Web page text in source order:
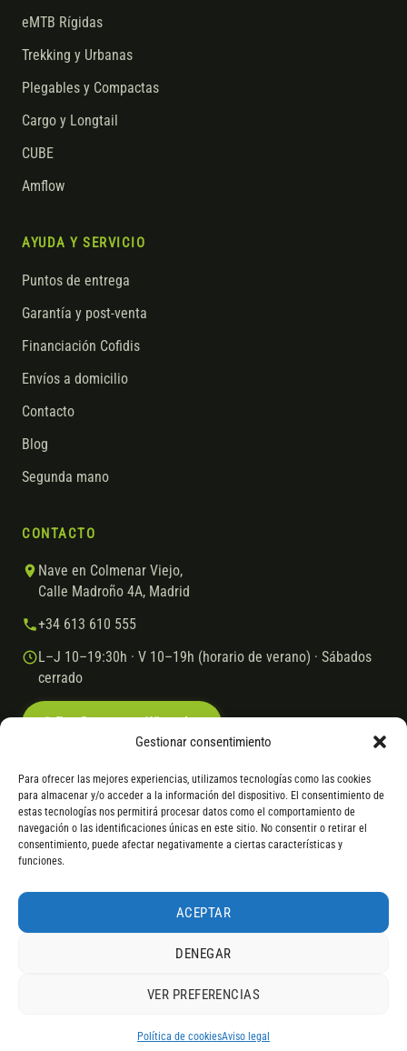
Gestionar consentimiento
Para ofrecer las mejores experiencias, utilizamos tecnologías como las cookies
para almacenar y/o acceder a la información del dispositivo. El consentimiento de
estas tecnologías nos permitirá procesar datos como el comportamiento de
navegación o las identificaciones únicas en este sitio. No consentir o retirar el
consentimiento, puede afectar negativamente a ciertas características y
funciones.
ACEPTAR
DENEGAR
VER PREFERENCIAS
Política de cookiesAviso legal
eMTB Rígidas
Trekking y Urbanas
Plegables y Compactas
Cargo y Longtail
CUBE
Amflow
AYUDA Y SERVICIO
Puntos de entrega
Garantía y post-venta
Financiación Cofidis
Envíos a domicilio
Contacto
Blog
Segunda mano
CONTACTO
Nave en Colmenar Viejo,
Calle Madroño 4A, Madrid
+34 613 610 555
L–J 10–19:30h · V 10–19h (horario de verano) · Sábados
cerrado
© 2026 Ebike.esAviso legal Política de cookies
VISA Mastercard Transferencia Cofidis
* Financiación instantánea con Cofidis hasta 6.000 € sin intereses.
Gasto de apertura: 4% hasta 18 meses y 7% a 24 meses. Consulta
* Los modelos con entrega inmediata se envían 24 h laborables tras el
servir el producto, se devuelve el importe sin coste. La información de
por otros equivalentes o superiores.RESEÑAS DE